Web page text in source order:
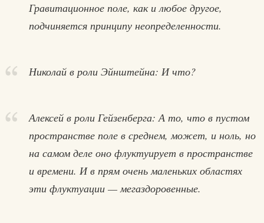
Гравитационное поле, как и любое другое,
подчиняется принципу неопределенности.
Николай в роли Эйнштейна: И что?
Алексей в роли Гейзенберга: А то, что в пустом
пространстве поле в среднем, может, и ноль, но
на самом деле оно флуктуирует в пространстве
и времени. И в прям очень маленьких областях
эти флуктуации — мегаздоровенные.